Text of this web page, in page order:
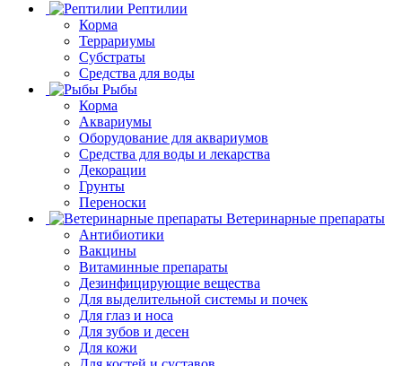
Рептилии
Корма
Террариумы
Субстраты
Средства для воды
Рыбы
Корма
Аквариумы
Оборудование для аквариумов
Средства для воды и лекарства
Декорации
Грунты
Переноски
Ветеринарные препараты
Антибиотики
Вакцины
Витаминные препараты
Дезинфицирующие вещества
Для выделительной системы и почек
Для глаз и носа
Для зубов и десен
Для кожи